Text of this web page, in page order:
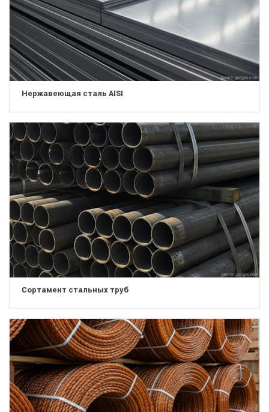
Нержавеющая сталь AISI
Сортамент стальных труб